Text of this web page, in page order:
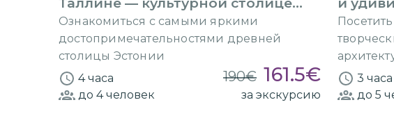
Европы
Ознакомиться с самыми яркими
достопримечательностями древней
столицы Эстонии
4 часа
190€ 161.5€
до 4человек за экскурсию
3 часа
до 5